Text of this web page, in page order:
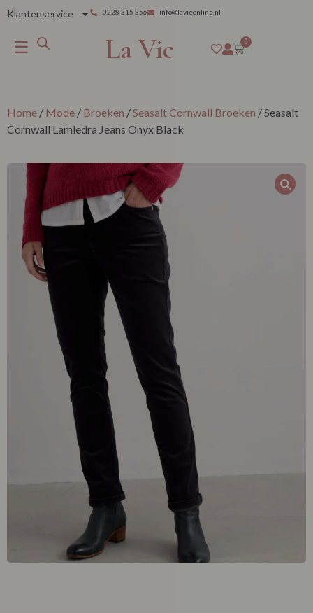
Klantenservice 0228 315 356 info@lavieonline.nl
☰ La Vie 0
Home / Mode / Broeken /Seasalt Cornwall Broeken / Seasalt
Cornwall Lamledra Jeans Onyx Black